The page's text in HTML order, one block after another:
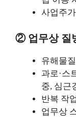
사업주
② 업무상 질
유해물
과로·스
중, 심근
반복 작
업무상